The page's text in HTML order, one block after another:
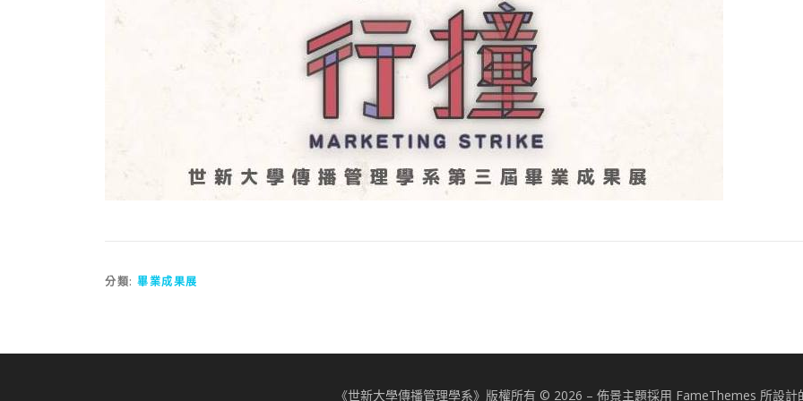
分類: 畢業成果展
《世新大學傳播管理學系》版權所有 © 2026 – 佈景主題採用 FameThemes 所設計